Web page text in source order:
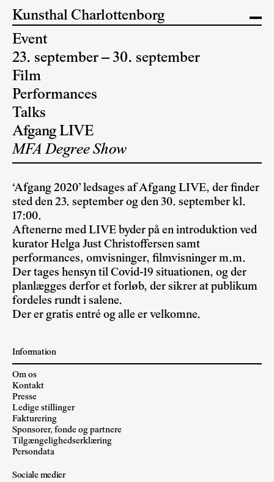
Kunsthal Charlottenborg
Event
23. september – 30. september
Film
Performances
Talks
Afgang LIVE
MFA Degree Show
‘Afgang 2020’ ledsages af Afgang LIVE, der finder
sted den 23. september og den 30. september kl.
17:00.
Aftenerne med LIVE byder på en introduktion ved
kurator Helga Just Christoffersen samt
performances, omvisninger, filmvisninger m.m.
Der tages hensyn til Covid-19 situationen, og der
planlægges derfor et forløb, der sikrer at publikum
fordeles rundt i salene.
Der er gratis entré og alle er velkomne.
Information
Om os
Kontakt
Presse
Ledige stillinger
Fakturering
Sponsorer, fonde og partnere
Tilgængelighedserklæring
Persondata
Sociale medier